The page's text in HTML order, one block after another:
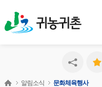
귀농귀촌
알림소식 문화체육행사